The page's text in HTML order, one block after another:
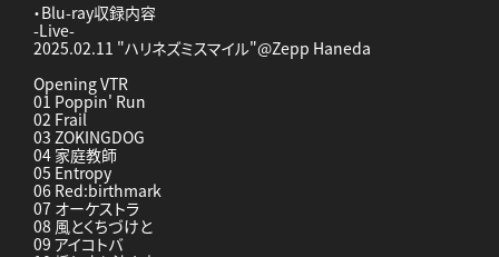
・Blu-ray収録内容
-Live-
2025.02.11 "ハリネズミスマイル"@Zepp Haneda
Opening VTR
01 Poppin' Run
02 Frail
03 ZOKINGDOG
04 家庭教師
05 Entropy
06 Red:birthmark
07 オーケストラ
08 風とくちづけと
09 アイコトバ